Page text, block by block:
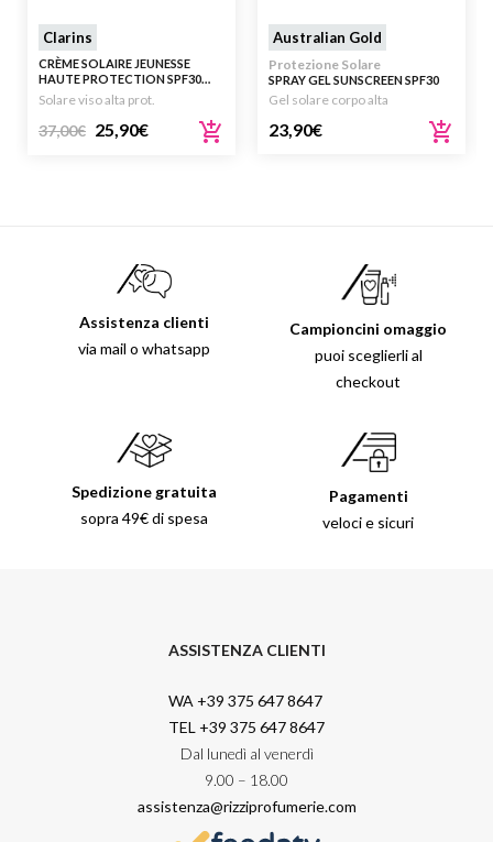
Clarins
CRÈME SOLAIRE JEUNESSE
HAUTE PROTECTION SPF30
50ML
Solare viso alta prot.
37,00€ 25,90€
Australian Gold
Protezione Solare
SPRAY GEL SUNSCREEN SPF30
WITH INSTANT BRONZER
Gel solare corpo alta
23,90€
Assistenza clienti
via mail o whatsapp
Campioncini omaggio
puoi sceglierli al
checkout
Spedizione gratuita
sopra 49€ di spesa
Pagamenti
veloci e sicuri
ASSISTENZA CLIENTI
WA +39 375 647 8647
TEL +39 375 647 8647
Dal lunedì al venerdì
9.00 – 18.00
assistenza@rizziprofumerie.com